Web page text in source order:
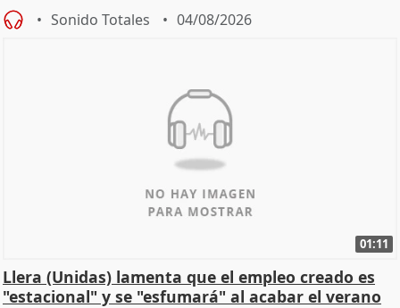
Sonido Totales 04/08/2026
01:11
Llera (Unidas) lamenta que el empleo creado es
"estacional" y se "esfumará" al acabar el verano